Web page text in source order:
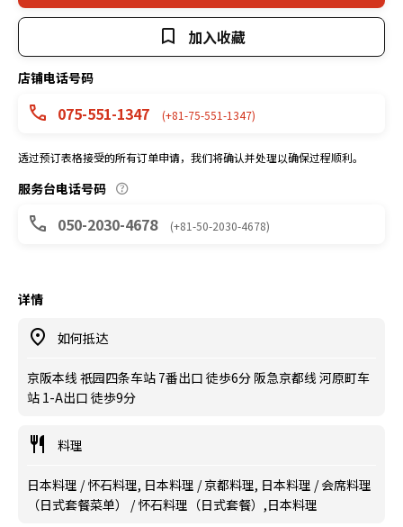
加入收藏
店铺电话号码
075-551-1347 (+81-75-551-1347)
透过预订表格接受的所有订单申请，我们将确认并处理以确保过程顺利。
服务台电话号码
050-2030-4678 (+81-50-2030-4678)
详情
如何抵达
京阪本线 祇园四条车站 7番出口 徒歩6分 阪急京都线 河原町车
站 1-A出口 徒歩9分
料理
日本料理 / 怀石料理, 日本料理 / 京都料理, 日本料理 / 会席料理
（日式套餐菜单） / 怀石料理（日式套餐）,日本料理